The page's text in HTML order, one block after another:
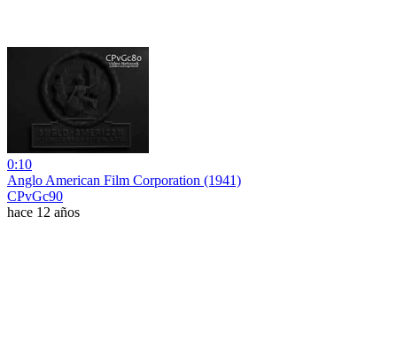
0:10
Anglo American Film Corporation (1941)
CPvGc90
hace 12 años